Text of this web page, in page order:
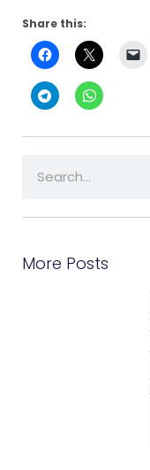
Share this:
More Posts